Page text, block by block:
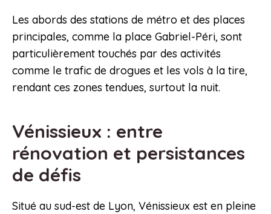
Les abords des stations de métro et des places
principales, comme la place Gabriel-Péri, sont
particulièrement touchés par des activités
comme le trafic de drogues et les vols à la tire,
rendant ces zones tendues, surtout la nuit.
Vénissieux : entre
rénovation et persistances
de défis
Situé au sud-est de Lyon, Vénissieux est en pleine